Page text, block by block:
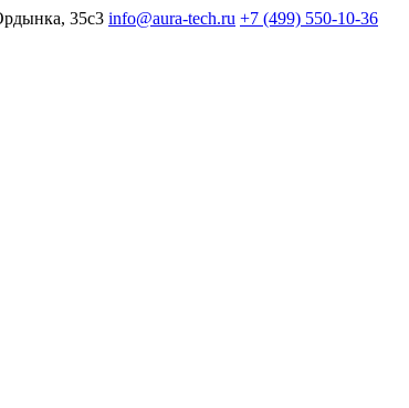
35с3 info@aura-tech.ru +7 (499) 550-10-36